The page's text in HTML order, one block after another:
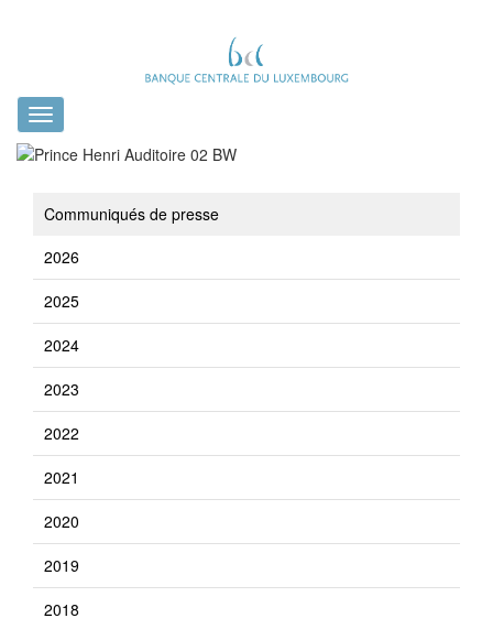
Toggle
navigation
Communiqués de presse
2026
2025
2024
2023
2022
2021
2020
2019
2018